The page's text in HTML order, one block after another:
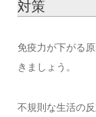
対策
免疫力が下がる
きましょう。
不規則な生活の